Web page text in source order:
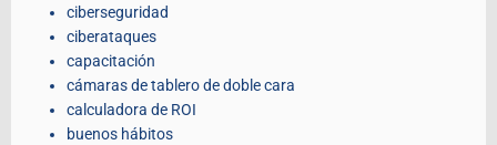
ciberseguridad
ciberataques
capacitación
cámaras de tablero de doble cara
calculadora de ROI
buenos hábitos